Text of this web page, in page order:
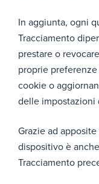
/tec
hnol
ogie
s/ad
s/
http:
//ww
com/
intl/i
t/pol
di
ne di
In aggiunta, ogni
Tracciamento
prestare o
proprie preferenze
cookie o
delle impostazioni
Grazie ad
dispositivo è
Tracciamento